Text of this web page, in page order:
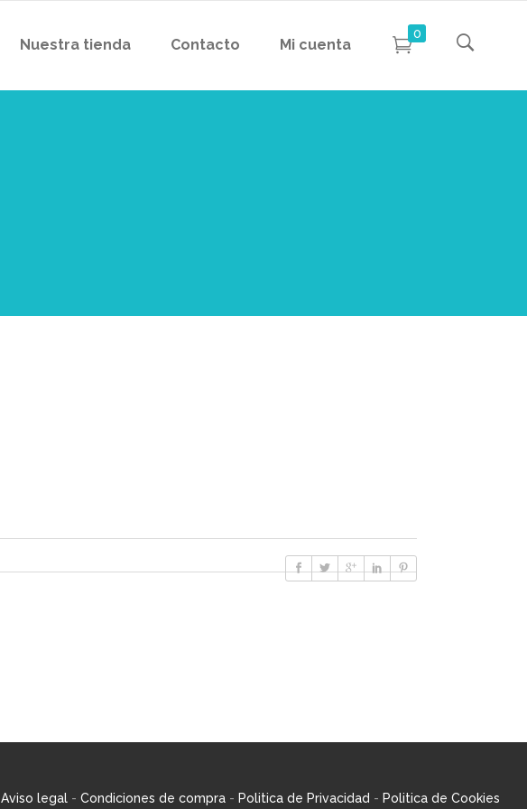
Nuestra tienda Contacto Mi cuenta
0
Aviso legal - Condiciones de compra - Politica de Privacidad - Politica de Cookies